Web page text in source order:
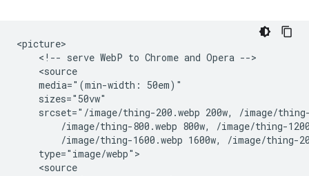
<picture>
    <!-- serve WebP to Chrome and Opera -->
    <source
    media="(min-width: 50em)"
    sizes="50vw"
srcset="/image/thing-200.webp 200w, /image/
/image/thing-800.webp 800w, /image/thing-
/image/thing-1600.webp 1600w, /image/thing-
    type="image/webp">
    <source